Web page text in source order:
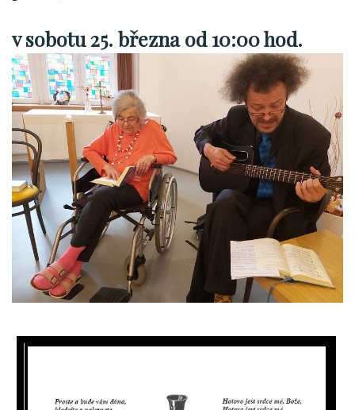
v sobotu 25. března od 10:00 hod.